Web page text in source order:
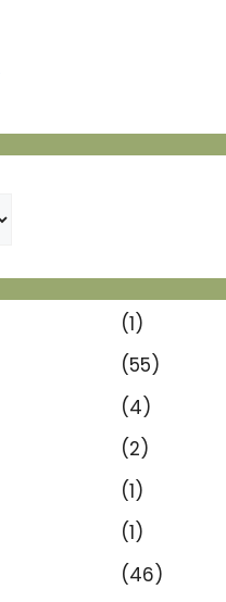
(1)
(55)
(4)
(2)
(1)
(1)
(46)